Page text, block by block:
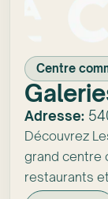
Centre
Adresse:
Découvrez
grand centre
restaurants